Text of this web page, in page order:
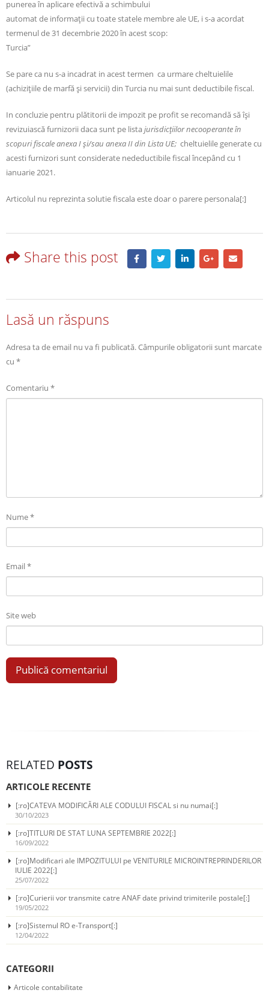
punerea în aplicare efectivă a schimbului
automat de informații cu toate statele membre ale UE, i s-a acordat
termenul de 31 decembrie 2020 în acest scop:
Turcia”
Se pare ca nu s-a incadrat in acest termen ca urmare cheltuielile
(achiziţiile de marfă şi servicii) din Turcia nu mai sunt deductibile fiscal.
In concluzie pentru plătitorii de impozit pe profit se recomandă să își
revizuiască furnizorii daca sunt pe listajurisdicţiilor necooperante în
scopuri fiscale anexa I şi/sau anexa II din Lista UE; cheltuielile generate cu
acesti furnizori sunt considerate nedeductibile fiscal începând cu 1
ianuarie 2021.
Articolul nu reprezinta solutie fiscala este doar o parere personala[:]
Share this post
Lasă un răspuns
Adresa ta de email nu va fi publicată.Câmpurile obligatorii sunt marcate
cu *
Comentariu *
Nume*
Email*
Site web
RELATED POSTS
ARTICOLE RECENTE
[:ro]CATEVA MODIFICĂRI ALE CODULUI FISCAL si nu numai[:]
30/10/2023
[:ro]TITLURI DE STAT LUNA SEPTEMBRIE 2022[:]
16/09/2022
[:ro]Modificari ale IMPOZITULUI pe VENITURILE MICROINTREPRINDERILOR
IULIE 2022[:]
25/07/2022
[:ro]Curierii vor transmite catre ANAF date privind trimiterile postale[:]
19/05/2022
[:ro]Sistemul RO e-Transport[:]
12/04/2022
CATEGORII
Articole contabilitate